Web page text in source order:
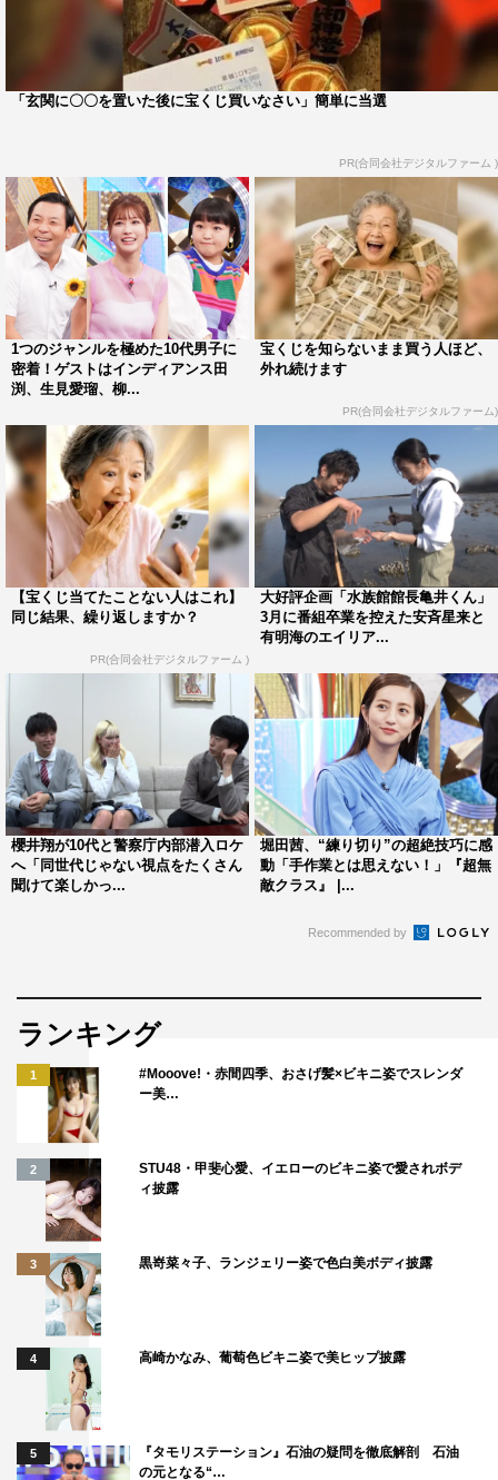
くの学校を目指し、とんでもない長距離を毎日チャリ通で
疾走する大人気企画「超無敵チャリ通ジャーニー」も放送
『超無敵クラス 2時間スペシャル』
日本テレビ系
2022年11月9日（水）午後7時～9時
MC：かまいたち、指原莉乃
ゲスト：菊池風磨（Sexy Zone）、劇団ひとり、小杉竜一
（ブラックマヨネーズ）、渋谷凪咲（NMB48）、田中樹
（SixTONES）、中条あやみ、羽鳥慎一
＜超無敵クラス＞
足川結珠、安斉星来、井手上漠、海老野心、小川桜花、お
じゃす、KANO、川端結愛、国本梨紗、熊井戸花、小泉の
ん、齊藤なぎさ、崎本紗衣、翔、章子昱、菅田愛貴、髙橋
快空、冨波心、ひまひま、ゆうちゃみ、ロワ梨里愛（五十
音順）
＜VTR出演＞ 桝太一
番組HP：https://www.ntv.co.jp/mutekiclass/
番組Twitter：@mutekiclass_ntv
番組Instagram：@mutekiclass_ntv
©日本テレビ
この記事の写真
TVLIFE かまいたち 中条あやみ
劇団ひとり
指原莉乃 渋谷凪咲 田中樹
羽鳥慎一
「玄関に〇〇を置いた後に宝くじ買いなさい」簡単に当選
PR(合同会社デジタルファーム )
1つのジャンルを極めた10代男子に
密着！ゲストはインディアンス田
渕、生見愛瑠、柳...
宝くじを知らないまま買う人ほど、
外れ続けます
PR(合同会社デジタルファーム)
【宝くじ当てたことない人はこれ】
同じ結果、繰り返しますか？
PR(合同会社デジタルファーム )
大好評企画「水族館館長亀井くん」
3月に番組卒業を控えた安斉星来と
有明海のエイリア...
櫻井翔が10代と警察庁内部潜入ロケ
へ「同世代じゃない視点をたくさん
聞けて楽しかっ...
堀田茜、“練り切り”の超絶技巧に感
動「手作業とは思えない！」『超無
敵クラス』 |...
Recommended by
ランキング
1
#Mooove!・赤間四季、おさげ髪×ビキニ姿でスレンダ
ー美…
2
STU48・甲斐心愛、イエローのビキニ姿で愛されボデ
ィ披露
3 黒嵜菜々子、ランジェリー姿で色白美ボディ披露
4 高崎かなみ、葡萄色ビキニ姿で美ヒップ披露
5
『タモリステーション』石油の疑問を徹底解剖 石油
の元となる“…